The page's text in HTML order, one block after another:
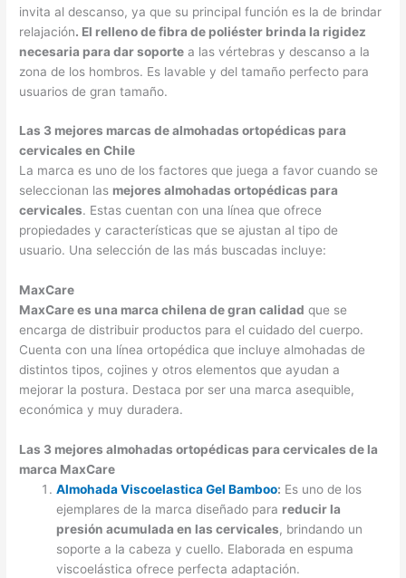
invita al descanso, ya que su principal función es la de brindar
relajación. El relleno de fibra de poliéster brinda la rigidez
necesaria para dar soporte a las vértebras y descanso a la
zona de los hombros. Es lavable y del tamaño perfecto para
usuarios de gran tamaño.
Las 3 mejores marcas de almohadas ortopédicas para
cervicales en Chile
La marca es uno de los factores que juega a favor cuando se
seleccionan las mejores almohadas ortopédicas para
cervicales. Estas cuentan con una línea que ofrece
propiedades y características que se ajustan al tipo de
usuario. Una selección de las más buscadas incluye:
MaxCare
MaxCare es una marca chilena de gran calidad que se
encarga de distribuir productos para el cuidado del cuerpo.
Cuenta con una línea ortopédica que incluye almohadas de
distintos tipos, cojines y otros elementos que ayudan a
mejorar la postura. Destaca por ser una marca asequible,
económica y muy duradera.
Las 3 mejores almohadas ortopédicas para cervicales de la
marca MaxCare
Almohada Viscoelastica Gel Bamboo: Es uno de los
ejemplares de la marca diseñado para reducir la
presión acumulada en las cervicales, brindando un
soporte a la cabeza y cuello. Elaborada en espuma
viscoelástica ofrece perfecta adaptación.